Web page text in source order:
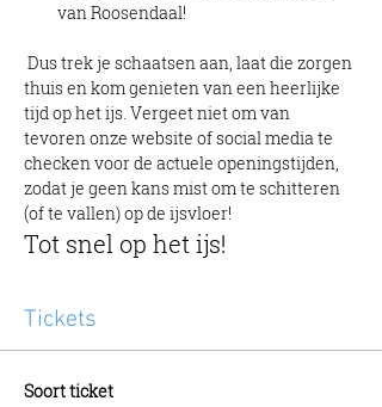
van Roosendaal!
thuis en kom genieten van een heerlijke
tijd op het ijs. Vergeet niet om van
tevoren onze website of social media te
checken voor de actuele openingstijden,
zodat je geen kans mist om te schitteren
(of te vallen) op de ijsvloer!
Tot snel op het ijs!
Tickets
Soort ticket